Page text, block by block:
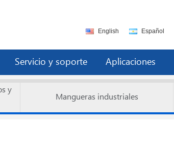
English Español
Servicio y soporte Aplicaciones
y
Mangueras industriales